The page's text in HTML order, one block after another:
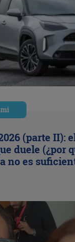
(parte II):
duele (¿por
no es